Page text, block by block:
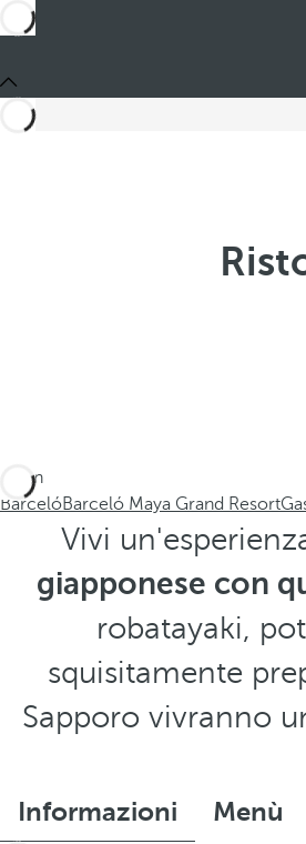
Sei in
BarcelóBarceló Maya Grand Resort
Vivi
giapponese con
robatayaki,
squisitamente
Sapporo vivranno
Informazioni Menù